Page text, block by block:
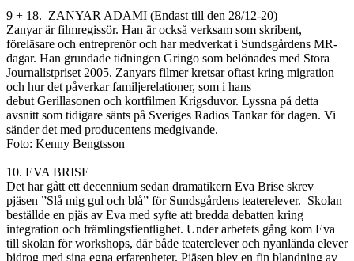
9 + 18. ZANYAR ADAMI (Endast till den 28/12-20)
Zanyar är filmregissör. Han ärockså verksam som skribent,
föreläsare och entreprenöroch har medverkat i Sundsgårdens MR-
dagar. Han grundade tidningen Gringo som belönades med Stora
Journalistpriset 2005. Zanyars filmer kretsar oftast kring migration
och hur det påverkar familjerelationer, som i hans
debut Gerillasonen och kortfilmen Krigsduvor. Lyssna på detta
avsnitt som tidigare sänts på Sveriges Radios Tankar för dagen. Vi
sänder det med producentens medgivande.
Foto: Kenny Bengtsson
10. EVA BRISE
Det har gått ett decennium sedan dramatikern Eva Brise skrev
pjäsen ”Slå mig gul och blå” för Sundsgårdens teaterelever. Skolan
beställde en pjäs av Eva med syfte att bredda debatten kring
integration och främlingsfientlighet. Under arbetets gång kom Eva
till skolan för workshops, där både teaterelever och nyanlända elever
bidrog med sina egna erfarenheter. Pjäsen blev en fin blandning av